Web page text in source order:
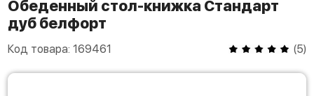
Обеденный стол-книжка Стандарт
дуб белфорт
Код товара: 169461 (5)